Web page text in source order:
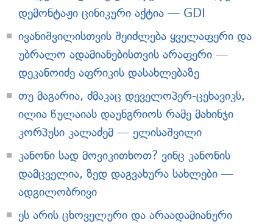
დემონტაჟი ცინიკური აქტია — GDI
ივანიშვილისთვის შეიძლება ყველაფერი და
უბრალო ადამიანებისთვის არაფერი —
დეკანოიძე აფრიკის დასახლებაზე
თუ მაგარია, ძმაკაც დეველოპერ-ცეხავიკს,
ილია წულაიას დაუნგრიოს რამე მახინჯი
კორპუსი კალაძემ — ელისაშვილი
კანონი სად მოვიკითხოთ? ვინც კანონის
დამცველია, ზედ დაგვახურა სახლები —
ადგილობრივი
ეს არის ცხოველური და არაადამიანური